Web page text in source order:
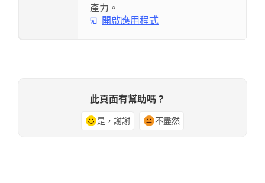
產力。
開啟應用程式
此頁面有幫助嗎？
是，謝謝 不盡然